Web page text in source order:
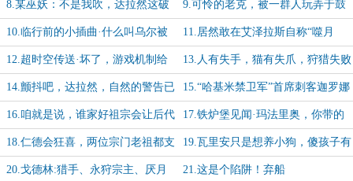
自来 师塔不如改名叫纳克萨玛斯算了
8.某巫妖：不是我吹，达拉然这破
地方我想来就来，想走就...卧槽！
9.可怜的老克，被一群人玩弄于鼓
掌之中
10.临行前的小插曲·什么叫乌尔被
大蛇一口吞了？
11.居然敢在艾泽拉斯自称“噬月
者”，你九族是批发的？
12.超时空传送·坏了，游戏机制给
它玩明白了
13.人有失手，猫有失爪，狩猎失败
也很常见啊，对吧，大黑猫？
14.颤抖吧，达拉然，自然的警告已
至！
15.“哈基米禁卫军”首席刺客迦罗娜
请求归队
16.咱就是说，谁家好祖宗会让后代
去当“猫奴”啊（摔桌）
17.铁炉堡见闻·玛法里奥，你带的
孬兵惹出事啦
18.仁德会狂喜，两位宗门老祖都支
持我们的正义事业！
19.瓦里安只是想养小狗，傻孩子有
什么错？
20.戈德林:猎手、永狩宗主、厌月 21.这是个陷阱！弃船